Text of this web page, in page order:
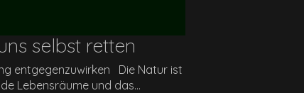
selbst retten
entgegenzuwirken Die Natur ist
Lebensräume und das...